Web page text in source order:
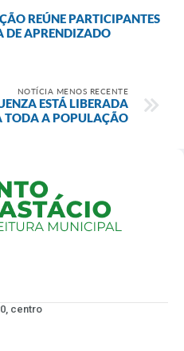
REÚNE PARTICIPANTES
DE APRENDIZADO
NOTÍCIA MENOS RECENTE
ESTÁ LIBERADA
TODA A POPULAÇÃO
centro